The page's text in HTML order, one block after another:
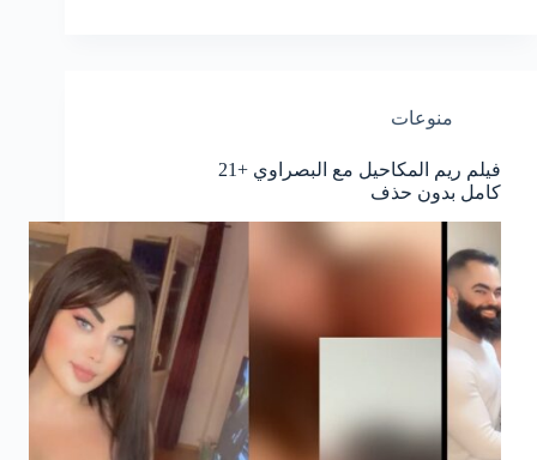
منوعات
فيلم ريم المكاحيل مع البصراوي +21
كامل بدون حذف